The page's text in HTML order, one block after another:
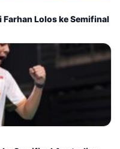
Lolos ke Semifinal